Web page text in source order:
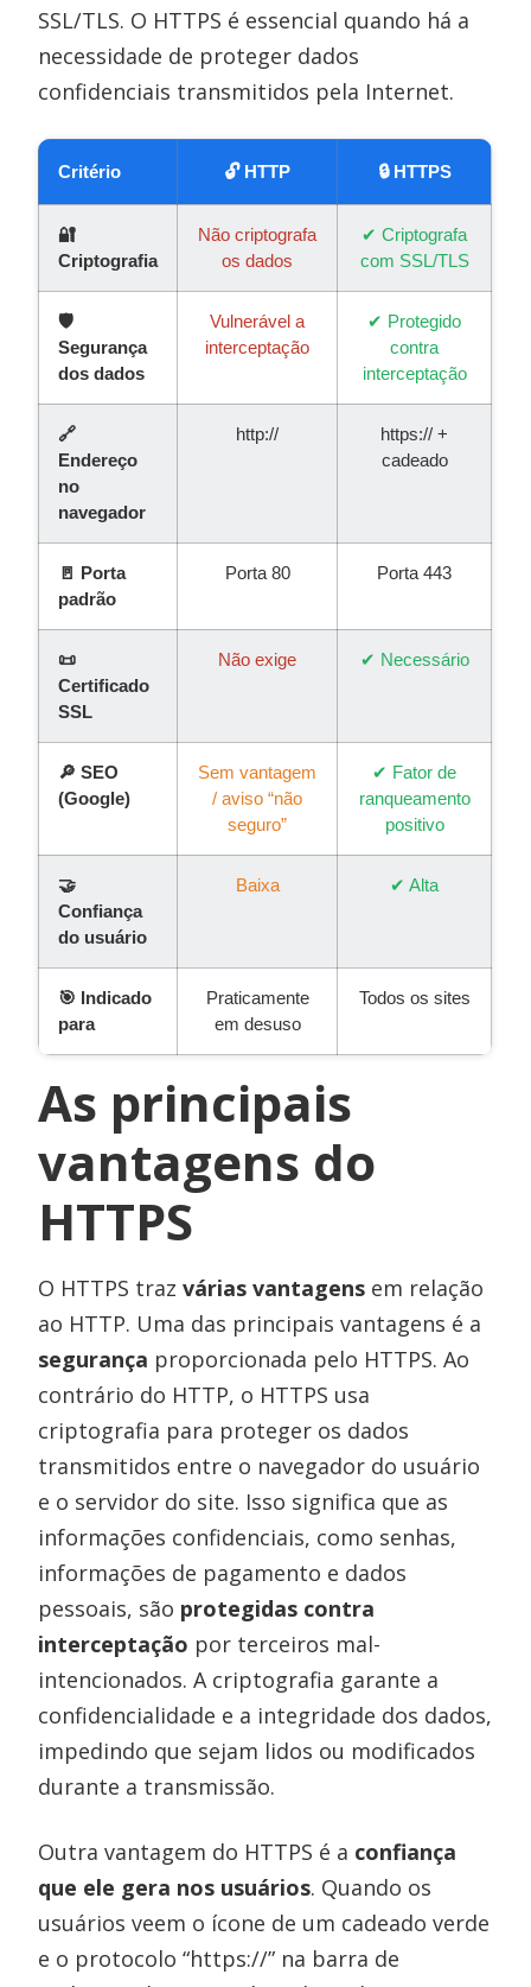
SSL/TLS. O HTTPS é essencial quando há a
necessidade de proteger dados
confidenciais transmitidos pela Internet.
Critério 🔓 HTTP 🔒 HTTPS
🔐
Criptografia
Não criptografa
os dados
✔ Criptografa
com SSL/TLS
🛡️
Segurança
dos dados
Vulnerável a
interceptação
✔ Protegido
contra
interceptação
🔗
Endereço
no
navegador
http://
https:// +
cadeado
🚪 Porta
padrão
Porta 80 Porta 443
📜
Certificado
SSL
Não exige ✔ Necessário
🔎 SEO
(Google)
Sem vantagem
/ aviso “não
seguro”
✔ Fator de
ranqueamento
positivo
🤝
Confiança
do usuário
Baixa ✔ Alta
🎯 Indicado
para
Praticamente
em desuso
Todos os sites
As principais
vantagens do
HTTPS
O HTTPS trazvárias vantagens em relação
ao HTTP. Uma das principais vantagens é a
segurança proporcionada pelo HTTPS. Ao
contrário do HTTP, o HTTPS usa
criptografia para proteger os dados
transmitidos entre o navegador do usuário
e o servidor do site. Isso significa que as
informações confidenciais, como senhas,
informações de pagamento e dados
pessoais, são protegidas contra
interceptação por terceiros mal-
intencionados. A criptografia garante a
confidencialidade e a integridade dos dados,
impedindo que sejam lidos ou modificados
durante a transmissão.
Outra vantagem do HTTPS é a confiança
que ele gera nos usuários. Quando os
usuários veem o ícone de um cadeado verde
e o protocolo “https://” na barra de